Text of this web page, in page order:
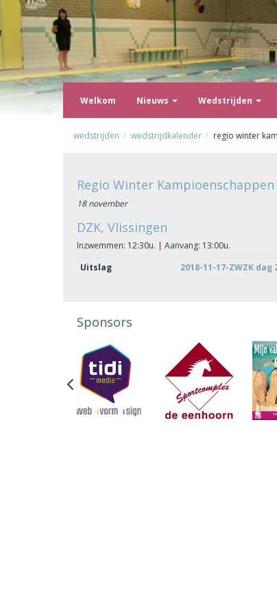
Welkom Nieuws Wedstrijden
wedstrijden wedstrijdkalender regio winter
Regio Winter Kampioenschappen
18 november
DZK, Vlissingen
Inzwemmen: 12:30u. | Aanvang: 13:00u.
Uitslag
2018-11-17-ZWZK
Sponsors
Previous